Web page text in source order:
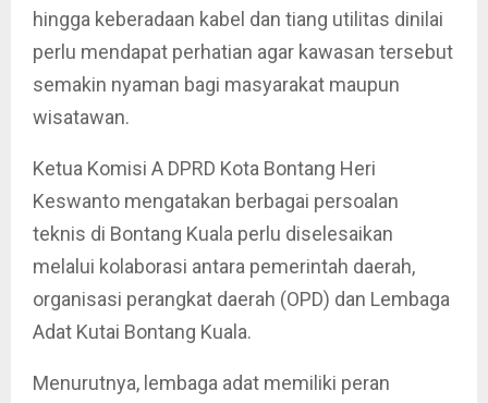
hingga keberadaan kabel dan tiang utilitas dinilai
perlu mendapat perhatian agar kawasan tersebut
semakin nyaman bagi masyarakat maupun
wisatawan.
Ketua Komisi A DPRD Kota Bontang Heri
Keswanto mengatakan berbagai persoalan
teknis di Bontang Kuala perlu diselesaikan
melalui kolaborasi antara pemerintah daerah,
organisasi perangkat daerah (OPD) dan Lembaga
Adat Kutai Bontang Kuala.
Menurutnya, lembaga adat memiliki peran